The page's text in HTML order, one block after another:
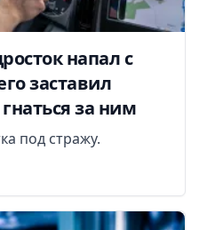
напал с
заставил
за ним
под стражу.